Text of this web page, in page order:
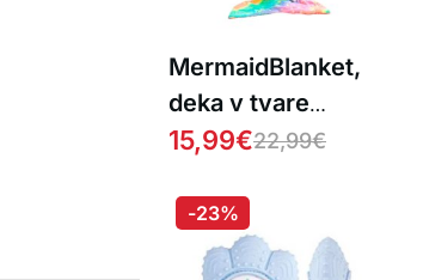
MermaidBlanket,
deka v tvare
chvosta morského
15,99€22,99€
-23%